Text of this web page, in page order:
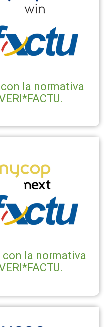
la normativa
con la normativa